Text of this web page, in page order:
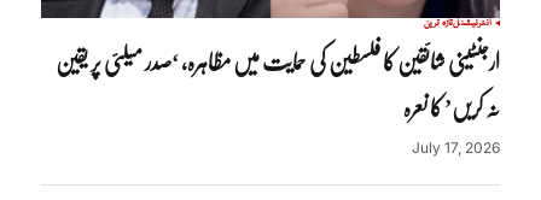
انٹرنیشنلتازہ ترین
ارجنٹینی شائقین کا فلسطین کی حمایت میں مظاہرہ، ‘صدر میلئی پر یقین
نہ کریں’ کا نعرہ
July 17, 2026